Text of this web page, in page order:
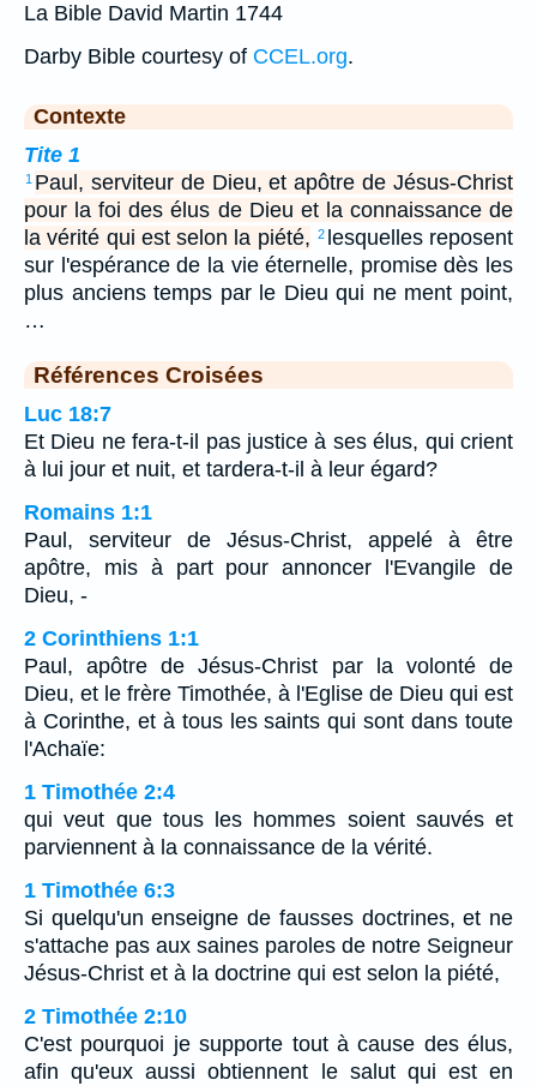
La Bible David Martin 1744
Darby Bible courtesy of CCEL.org.
Contexte
Tite 1
1 Paul, serviteur de Dieu, et apôtre de Jésus-Christ
pour la foi des élus de Dieu et la connaissance de
la vérité qui est selon la piété, 2 lesquelles reposent
sur l'espérance de la vie éternelle, promise dès les
plus anciens temps par le Dieu qui ne ment point,
…
Références Croisées
Luc 18:7
Et Dieu ne fera-t-il pas justice à ses élus, qui crient
à lui jour et nuit, et tardera-t-il à leur égard?
Romains 1:1
Paul, serviteur de Jésus-Christ, appelé à être
apôtre, mis à part pour annoncer l'Evangile de
Dieu, -
2 Corinthiens 1:1
Paul, apôtre de Jésus-Christ par la volonté de
Dieu, et le frère Timothée, à l'Eglise de Dieu qui est
à Corinthe, et à tous les saints qui sont dans toute
l'Achaïe:
1 Timothée 2:4
qui veut que tous les hommes soient sauvés et
parviennent à la connaissance de la vérité.
1 Timothée 6:3
Si quelqu'un enseigne de fausses doctrines, et ne
s'attache pas aux saines paroles de notre Seigneur
Jésus-Christ et à la doctrine qui est selon la piété,
2 Timothée 2:10
C'est pourquoi je supporte tout à cause des élus,
afin qu'eux aussi obtiennent le salut qui est en